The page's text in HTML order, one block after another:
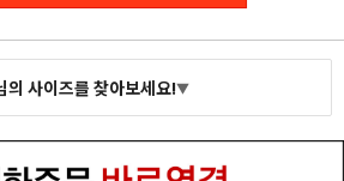
의 사이즈를 찾아보세요!▼